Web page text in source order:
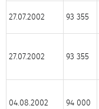
27.07.2002 93 355
27.07.2002 93 355
04.08.2002 94 000